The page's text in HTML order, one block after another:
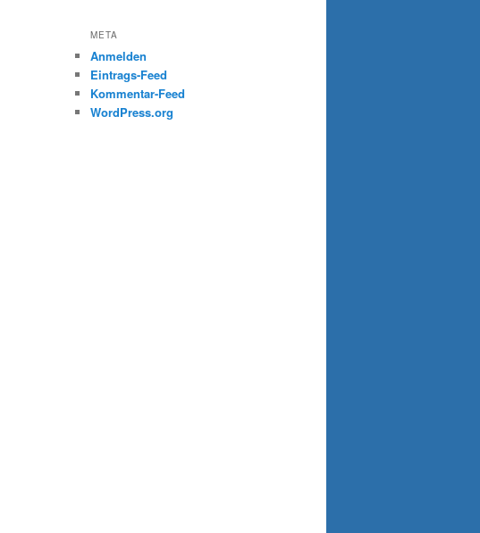
META
Anmelden
Eintrags-Feed
Kommentar-Feed
WordPress.org